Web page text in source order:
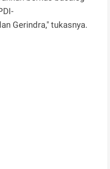
Gerindra," tukasnya.